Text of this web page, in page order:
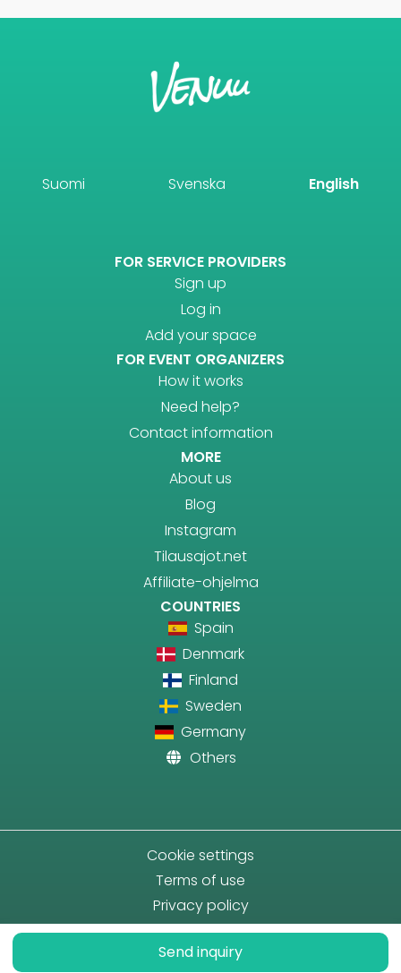
Send inquiry
Suomi Svenska English
FOR SERVICE PROVIDERS
Sign up
Log in
Add your space
FOR EVENT ORGANIZERS
How it works
Need help?
Contact information
MORE
About us
Blog
Instagram
Tilausajot.net
Affiliate-ohjelma
COUNTRIES
Spain
Denmark
Finland
Sweden
Germany
Others
Cookie settings
Terms of use
Privacy policy